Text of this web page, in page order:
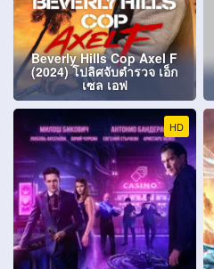
Beverly Hills Cop Axel F
(2024) โปลิศจับตำรวจ เอ็ก
เซล เอฟ
HD